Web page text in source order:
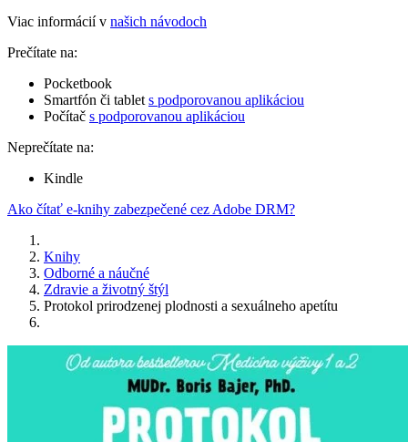
Viac informácií v našich návodoch
Prečítate na:
Pocketbook
Smartfón či tablet s podporovanou aplikáciou
Počítač s podporovanou aplikáciou
Neprečítate na:
Kindle
Ako čítať e-knihy zabezpečené cez Adobe DRM?
Knihy
Odborné a náučné
Zdravie a životný štýl
Protokol prirodzenej plodnosti a sexuálneho apetítu